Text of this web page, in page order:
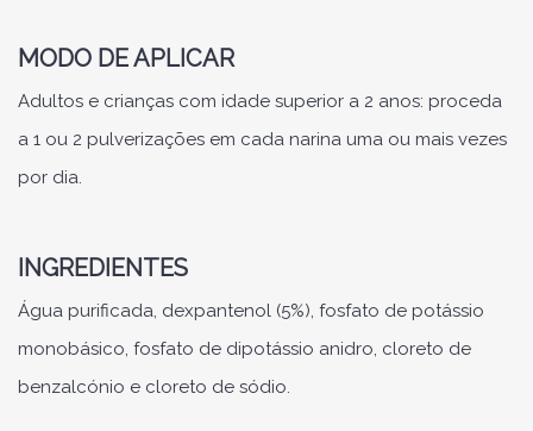
MODO DE APLICAR
Adultos e crianças com idade superior a 2 anos: proceda
a 1 ou 2 pulverizações em cada narina uma ou mais vezes
por dia.
INGREDIENTES
Água purificada, dexpantenol (5%), fosfato de potássio
monobásico, fosfato de dipotássio anidro, cloreto de
benzalcónio e cloreto de sódio.